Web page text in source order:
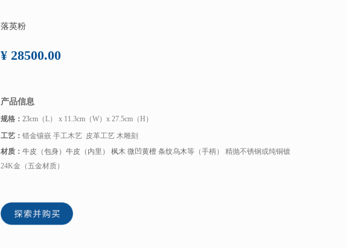
落英粉
¥ 28500.00
产品信息
规格： 23cm（L） x 11.3cm（W）x 27.5cm（H）
工艺： 错金镶嵌 手工木艺 皮革工艺 木雕刻
材质： 牛皮（包身）牛皮（内里） 枫木 微凹黄檀 条纹乌木等 （手柄） 精抛不锈钢或纯铜镀
24K金（五金材质）